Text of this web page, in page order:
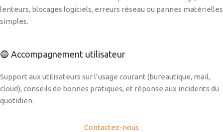
lenteurs, blocages logiciels, erreurs réseau ou pannes matérielles
simples.
🔵 Accompagnement utilisateur
Support aux utilisateurs sur l’usage courant (bureautique, mail,
cloud), conseils de bonnes pratiques, et réponse aux incidents du
quotidien.
Contactez-nous